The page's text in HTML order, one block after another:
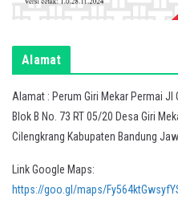
Alamat
Alamat : Perum Giri Mekar Permai Jl
Blok B No. 73 RT 05/20 Desa Giri
Cilengkrang Kabupaten Bandung
Link Google Maps:
https://goo.gl/maps/